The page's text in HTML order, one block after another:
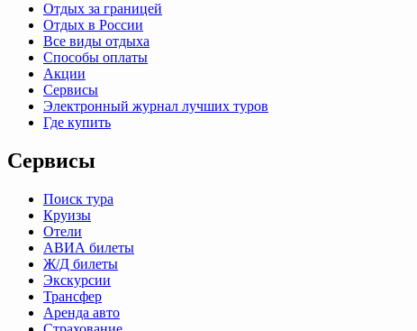
Отдых за границей
Отдых в России
Все виды отдыха
Способы оплаты
Акции
Сервисы
Электронный журнал лучших туров
Где купить
Сервисы
Поиск тура
Круизы
Отели
АВИА билеты
Ж/Д билеты
Экскурсии
Трансфер
Аренда авто